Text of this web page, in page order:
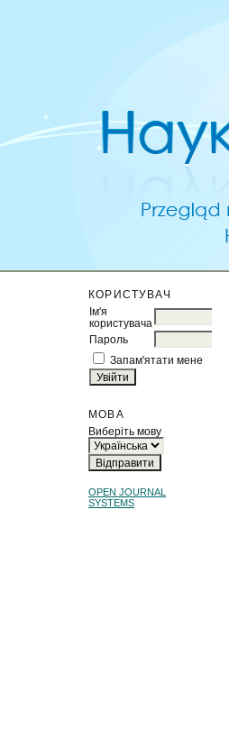
КОРИСТУВАЧ
Ім'я
користувача
Пароль
Запам'ятати мене
МОВА
Виберіть мову
OPEN JOURNAL
SYSTEMS